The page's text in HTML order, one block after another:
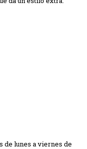
de lunes a viernes de